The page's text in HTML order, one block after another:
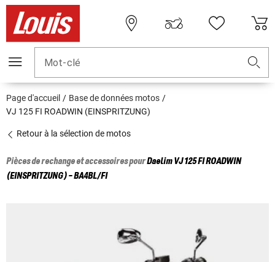
Mot-clé
Page d'accueil
Base de données motos
VJ 125 FI ROADWIN (EINSPRITZUNG)
Retour à la sélection de motos
Pièces de rechange et accessoires pourDaelimVJ 125 FI ROADWIN
(EINSPRITZUNG) - BA4BL/FI